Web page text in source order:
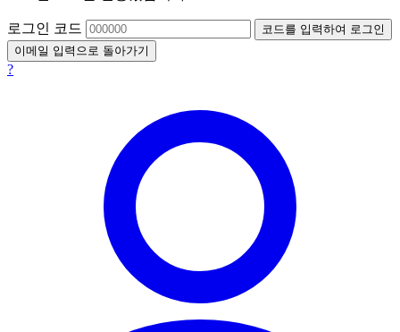
로그인 코드
코드를 입력하여 로그인
이메일 입력으로 돌아가기
?